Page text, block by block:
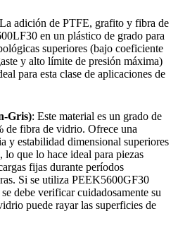
La adición de PTFE, grafito y fibra de
en un plástico de grado para
superiores (bajo coeficiente
y alto límite de presión máxima)
para esta clase de aplicaciones de
Gris): Este material es un grado de
de fibra de vidrio. Ofrece una
y estabilidad dimensional superiores
que lo hace ideal para piezas
fijas durante períodos
Si se utiliza PEEK5600GF30
debe verificar cuidadosamente su
puede rayar las superficies de